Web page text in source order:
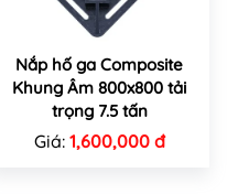
Nắp hố ga Composite
Khung Âm 800x800 tải
trọng 7.5 tấn
Giá: 1,600,000 đ